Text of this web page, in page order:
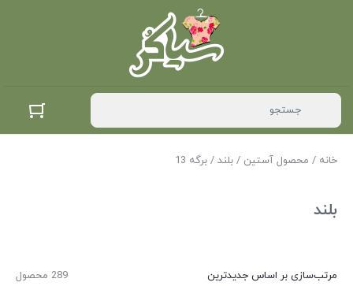
خانه / محصول آستین / بلند / برگه 13
بلند
289 محصول مرتب‌سازی بر اساس جدیدترین